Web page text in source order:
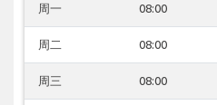
周一 08:00
周二 08:00
周三 08:00